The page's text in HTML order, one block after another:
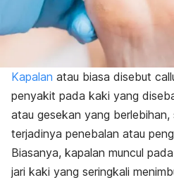
Kapalan atau biasa disebut
penyakit pada kaki yang
atau gesekan yang berlebihan,
terjadinya penebalan atau
Biasanya, kapalan muncul
jari kaki yang seringkali